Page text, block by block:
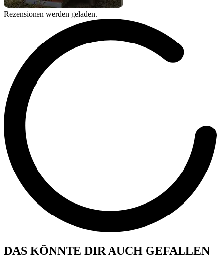
Rezensionen werden geladen.
DAS KÖNNTE DIR AUCH GEFALLEN